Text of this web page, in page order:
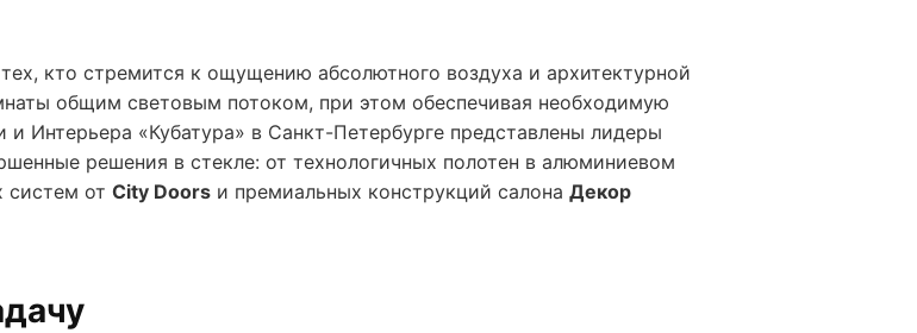
кто стремится к ощущению абсолютного воздуха и архитектурной
общим световым потоком, при этом обеспечивая необходимую
Интерьера «Кубатура» в Санкт-Петербурге представлены лидеры
решения в стекле: от технологичных полотен в алюминиевом
систем от City Doors и премиальных конструкций салона Декор